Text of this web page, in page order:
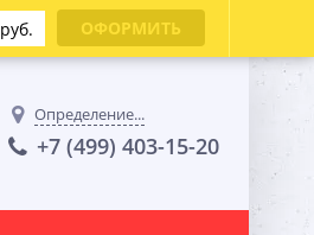
Определение...
+7 (499) 403-15-20
руб. ОФОРМИТЬ